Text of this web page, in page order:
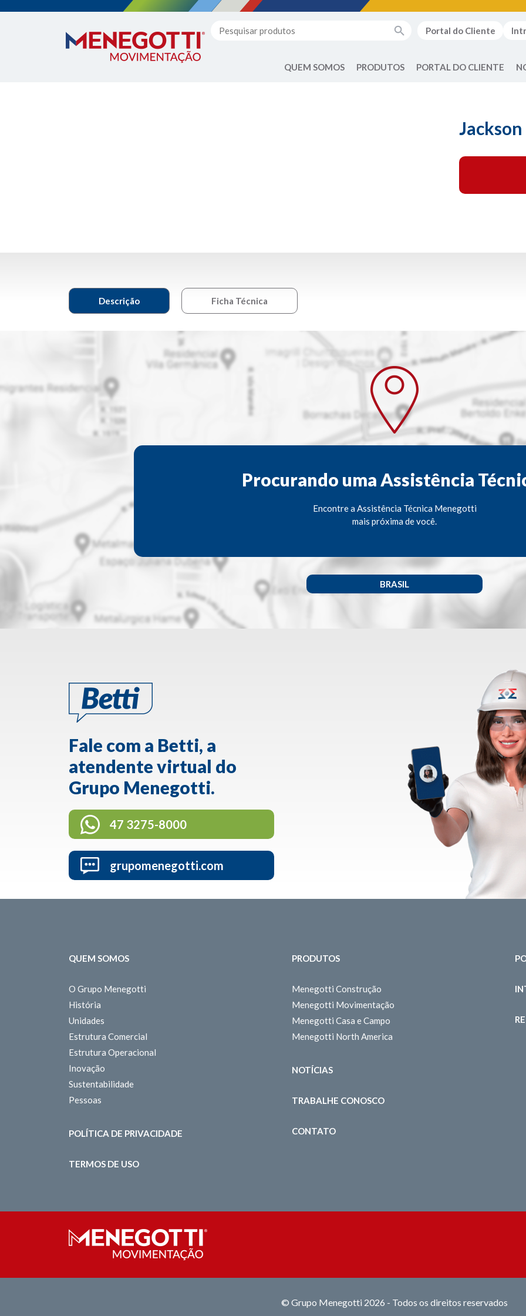
Portal do Cliente
QUEM SOMOS PRODUTOS PORTAL DO CLIENTE
Jackson
Descrição Ficha Técnica
Procurando uma Assistência
Encontre a Assistência Técnica Menegotti
mais próxima de você.
BRASIL
Fale com a Betti, a
atendente virtual do
Grupo Menegotti.
47 3275-8000
grupomenegotti.com
QUEM SOMOS
O Grupo Menegotti
História
Unidades
Estrutura Comercial
Estrutura Operacional
Inovação
Sustentabilidade
Pessoas
POLÍTICA DE PRIVACIDADE
TERMOS DE USO
PRODUTOS
Menegotti Construção
Menegotti Movimentação
Menegotti Casa e Campo
Menegotti North America
NOTÍCIAS
TRABALHE CONOSCO
CONTATO
© Grupo Menegotti 2026 - Todos os direitos reservados